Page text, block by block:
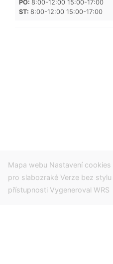
PO: 8:00-12:00 15:00-17:00
ST: 8:00-12:00 15:00-17:00
Mapa webu Nastavení cookies
pro slabozraké Verze bez stylu
přístupnosti Vygeneroval WRS